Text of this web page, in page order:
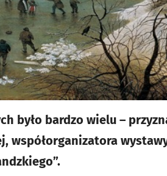
było bardzo wielu –
współorganizatora